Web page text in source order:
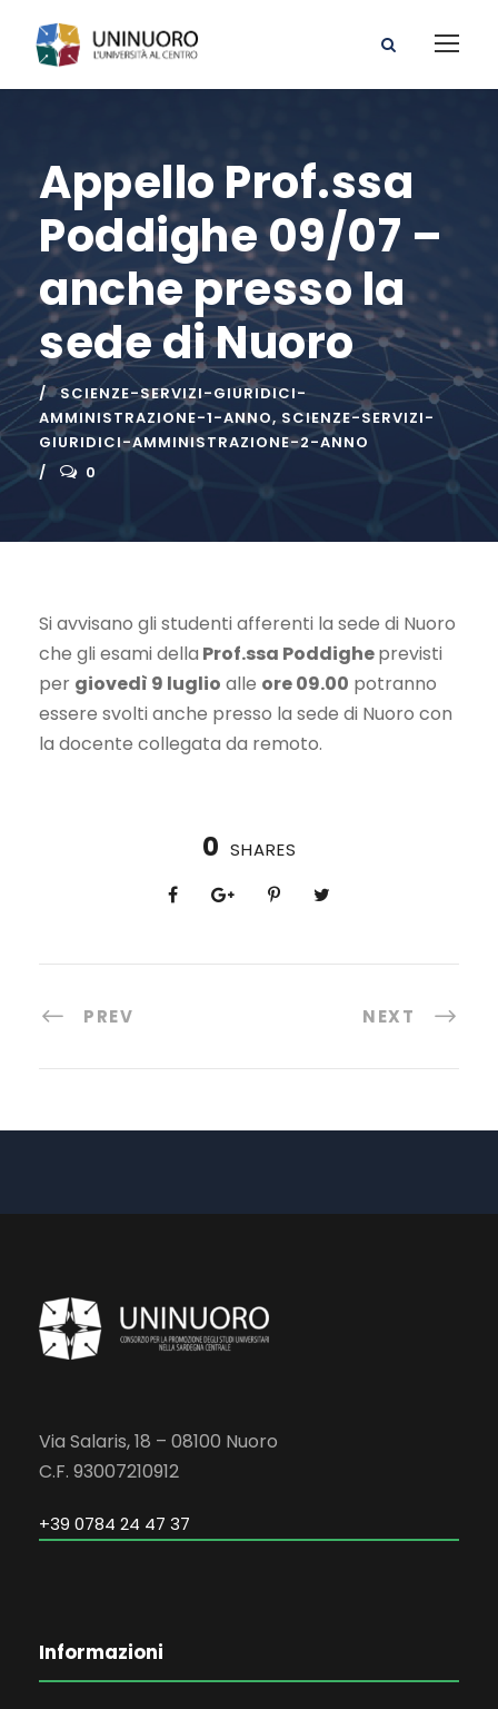
Appello Prof.ssa
Poddighe 09/07 –
anche presso la
sede di Nuoro
SCIENZE-SERVIZI-GIURIDICI-
AMMINISTRAZIONE-1-ANNO, SCIENZE-SERVIZI-
GIURIDICI-AMMINISTRAZIONE-2-ANNO
0
Si avvisano gli studenti afferenti la sede di Nuoro
che gli esami della Prof.ssa Poddigheprevisti
per giovedì 9 luglio alle ore 09.00 potranno
essere svolti anche presso la sede di Nuoro con
la docente collegata da remoto.
0 SHARES
PREV NEXT
Via Salaris, 18 – 08100 Nuoro
C.F. 93007210912
+39 0784 24 47 37
Informazioni